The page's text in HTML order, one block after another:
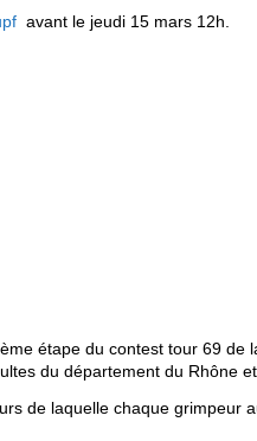
avant le jeudi 15 mars 12h.
étape du contest tour 69 de
du département du Rhône
de laquelle chaque grimpeur